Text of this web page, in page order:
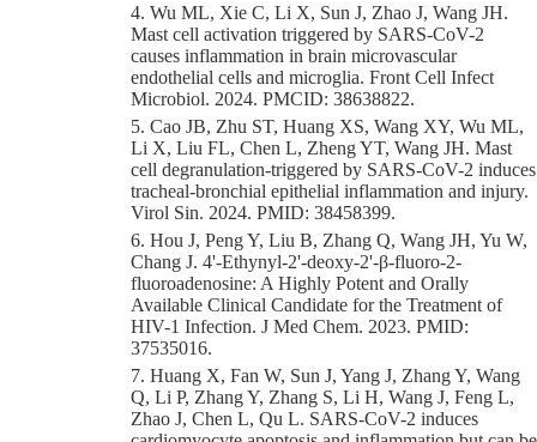
4. Wu ML, Xie C, Li X, Sun J, Zhao J, Wang JH.
Mast cell activation triggered by SARS-CoV-2
causes inflammation in brain microvascular
endothelial cells and microglia. Front Cell Infect
Microbiol. 2024. PMCID: 38638822.
5. Cao JB, Zhu ST, Huang XS, Wang XY, Wu ML,
Li X, Liu FL, Chen L, Zheng YT, Wang JH. Mast
cell degranulation-triggered by SARS-CoV-2 induces
tracheal-bronchial epithelial inflammation and injury.
Virol Sin. 2024. PMID: 38458399.
6. Hou J, Peng Y, Liu B, Zhang Q, Wang JH, Yu W,
Chang J. 4'-Ethynyl-2'-deoxy-2'-β-fluoro-2-
fluoroadenosine: A Highly Potent and Orally
Available Clinical Candidate for the Treatment of
HIV-1 Infection. J Med Chem. 2023. PMID:
37535016.
7. Huang X, Fan W, Sun J, Yang J, Zhang Y, Wang
Q, Li P, Zhang Y, Zhang S, Li H, Wang J, Feng L,
Zhao J, Chen L, Qu L. SARS-CoV-2 induces